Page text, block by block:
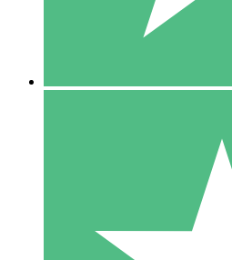
10 Descargas
20 00